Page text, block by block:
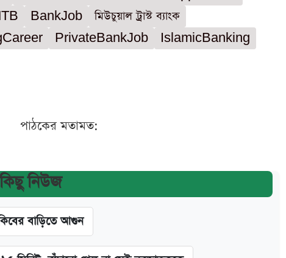
BankJob
মিউচুয়াল ট্রাস্ট ব্যাংক
PrivateBankJob
IslamicBanking
পাঠকের মতামত:
নিউজ
বাড়িতে আগুন